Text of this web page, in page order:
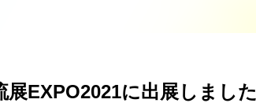
展EXPO2021に出展しました